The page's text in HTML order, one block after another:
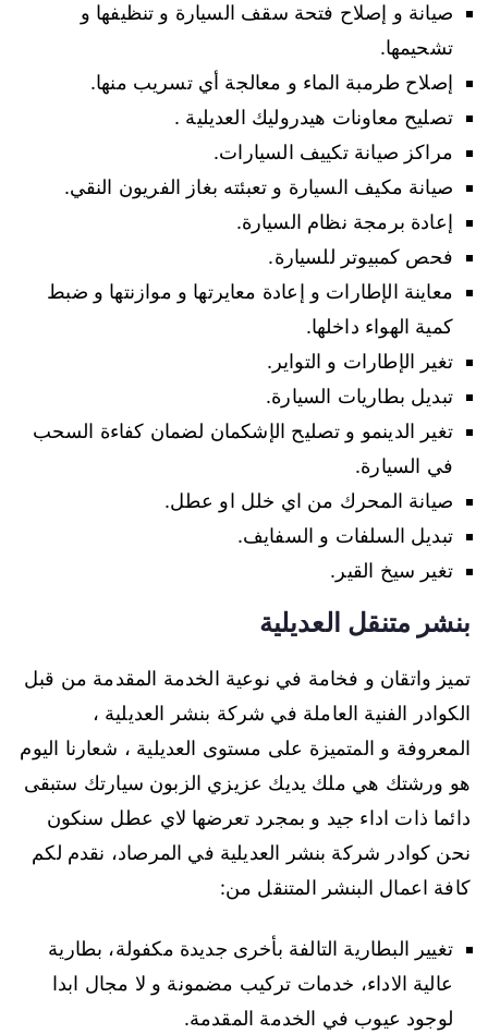
صيانة و إصلاح فتحة سقف السيارة و تنظيفها و
تشحيمها.
إصلاح طرمبة الماء و معالجة أي تسريب منها.
تصليح معاونات هيدروليك العديلية .
مراكز صيانة تكييف السيارات.
صيانة مكيف السيارة و تعبئته بغاز الفريون النقي.
إعادة برمجة نظام السيارة.
فحص كمبيوتر للسيارة.
معاينة الإطارات و إعادة معايرتها و موازنتها و ضبط
كمية الهواء داخلها.
تغير الإطارات و التواير.
تبديل بطاريات السيارة.
تغير الدينمو و تصليح الإشكمان لضمان كفاءة السحب
في السيارة.
صيانة المحرك من اي خلل او عطل.
تبديل السلفات و السفايف.
تغير سيخ القير.
بنشر متنقل العديلية
تميز واتقان و فخامة في نوعية الخدمة المقدمة من قبل
الكوادر الفنية العاملة في شركة بنشر العديلية ،
المعروفة و المتميزة على مستوى العديلية ، شعارنا اليوم
هو ورشتك هي ملك يديك عزيزي الزبون سيارتك ستبقى
دائما ذات اداء جيد و بمجرد تعرضها لاي عطل سنكون
نحن كوادر شركة بنشر العديلية في المرصاد، نقدم لكم
كافة اعمال البنشر المتنقل من:
تغيير البطارية التالفة بأخرى جديدة مكفولة، بطارية
عالية الاداء، خدمات تركيب مضمونة و لا مجال ابدا
لوجود عيوب في الخدمة المقدمة.